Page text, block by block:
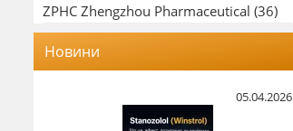
ZPHC Zhengzhou Pharmaceutical (36)
Новини
05.04.2026